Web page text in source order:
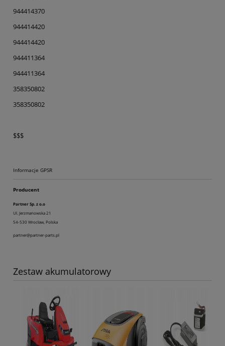
944414370
944414420
944414420
944411364
944411364
358350802
358350802
$$$
Informacje GPSR
Producent
Partner Sp. z o.o
Ul. Jerzmanowska 21
54-530 Wrocław, Polska
partner@partner-parts.pl
Zestaw akumulatorowy